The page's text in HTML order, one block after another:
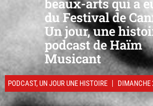
beaux-arts qui a
du Festival de
Un jour, une
podcast de Haïm
Musicant
PODCAST, UN JOUR UNE HISTOIRE DIMANCHE